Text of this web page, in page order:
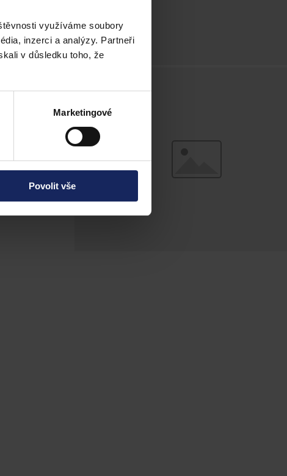
využíváme soubory
inzerci a analýzy. Partneři
v důsledku toho, že
Marketingové
Povolit vše
podmínky,
nebo